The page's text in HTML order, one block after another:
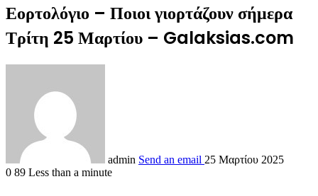
Εορτολόγιο – Ποιοι γιορτάζουν σήμερα
Τρίτη 25 Μαρτίου – Galaksias.com
admin Send an email 25 Μαρτίου 2025
0 89 Less than a minute